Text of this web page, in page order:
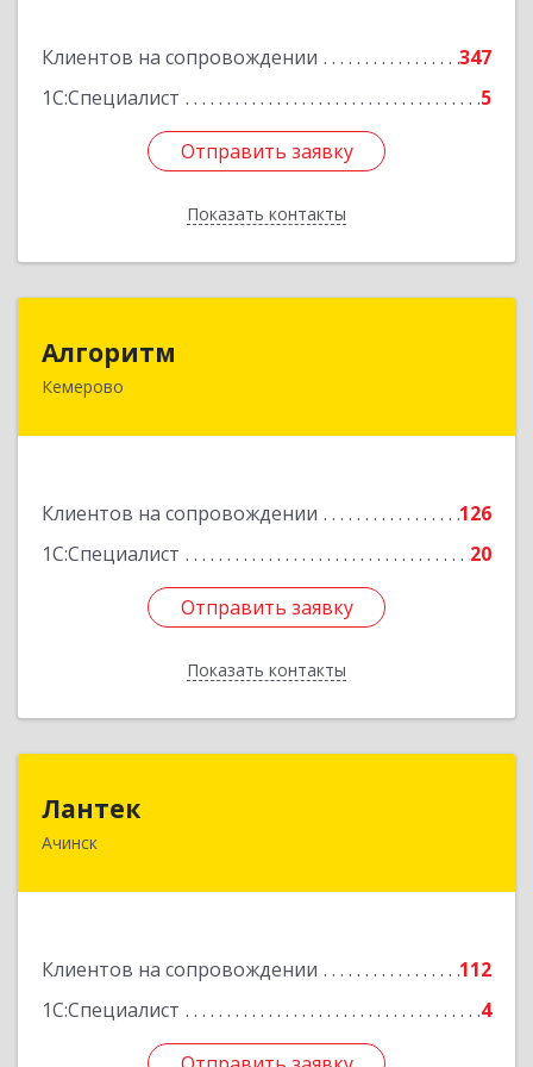
Клиентов на сопровождении
347
1С:Специалист
5
Отправить заявку
Показать контакты
Отправить заявку
Назад
Алгоритм
Кемерово
Клиентов на сопровождении
126
1С:Специалист
20
Отправить заявку
Показать контакты
Отправить заявку
Назад
Лантек
Ачинск
Клиентов на сопровождении
112
1С:Специалист
4